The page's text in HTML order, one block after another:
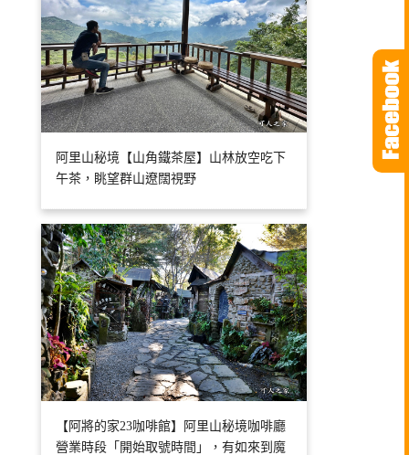
阿里山秘境【山角鐵茶屋】山林放空吃下
午茶，眺望群山遼闊視野
【阿將的家23咖啡館】阿里山秘境咖啡廳
營業時段「開始取號時間」，有如來到魔